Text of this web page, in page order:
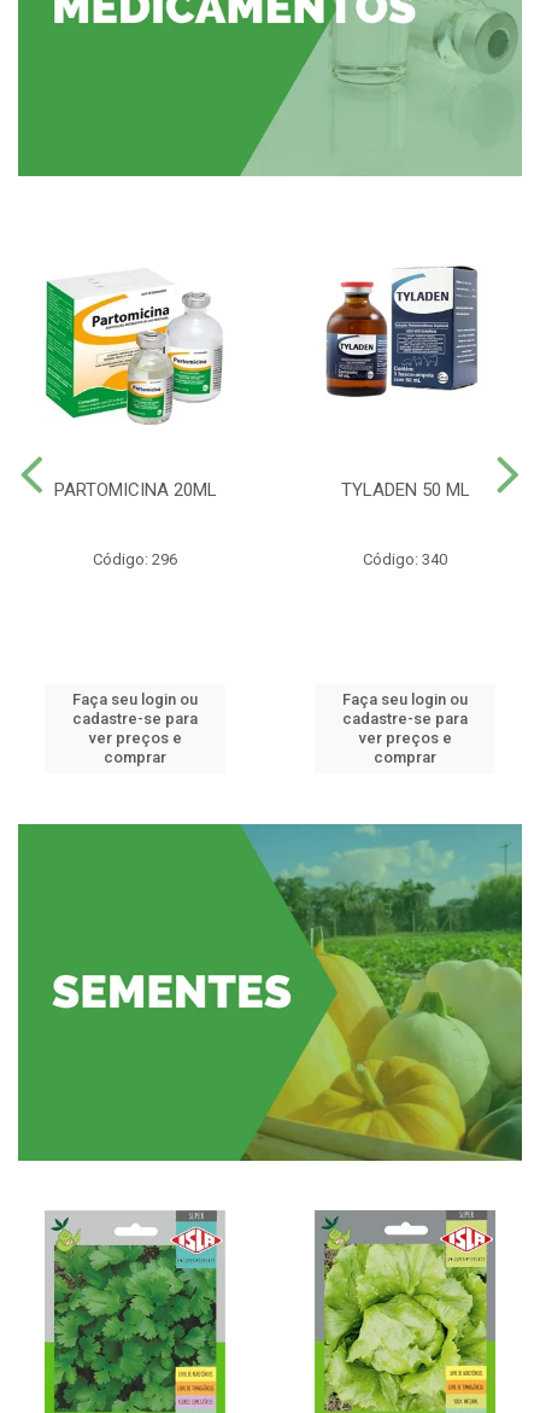
PARTOMICINA 20ML
Código: 296
Faça seu login ou
cadastre-se para
ver preços e
comprar
TYLADEN 50 ML
Código: 340
Faça seu login ou
cadastre-se para
ver preços e
comprar